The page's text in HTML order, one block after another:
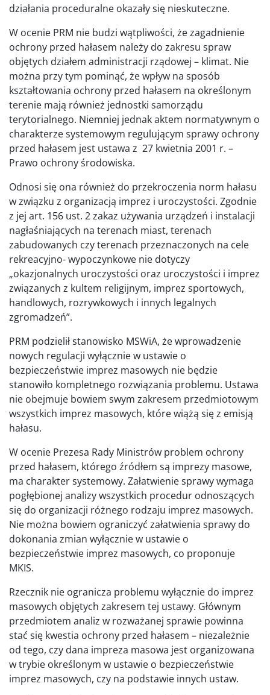
działania proceduralne okazały się nieskuteczne.
W ocenie PRM nie budzi wątpliwości, że zagadnienie
ochrony przed hałasem należy do zakresu spraw
objętych działem administracji rządowej – klimat. Nie
można przy tym pominąć, że wpływ na sposób
kształtowania ochrony przed hałasem na określonym
terenie mają również jednostki samorządu
terytorialnego. Niemniej jednak aktem normatywnym o
charakterze systemowym regulującym sprawy ochrony
przed hałasem jest ustawa z 27 kwietnia 2001 r. –
Prawo ochrony środowiska.
Odnosi się ona również do przekroczenia norm hałasu
w związku z organizacją imprez i uroczystości. Zgodnie
z jej art. 156 ust. 2 zakaz używania urządzeń i instalacji
nagłaśniających na terenach miast, terenach
zabudowanych czy terenach przeznaczonych na cele
rekreacyjno- wypoczynkowe nie dotyczy
„okazjonalnych uroczystości oraz uroczystości i imprez
związanych z kultem religijnym, imprez sportowych,
handlowych, rozrywkowych i innych legalnych
zgromadzeń”.
PRM podzielił stanowisko MSWiA, że wprowadzenie
nowych regulacji wyłącznie w ustawie o
bezpieczeństwie imprez masowych nie będzie
stanowiło kompletnego rozwiązania problemu. Ustawa
nie obejmuje bowiem swym zakresem przedmiotowym
wszystkich imprez masowych, które wiążą się z emisją
hałasu.
W ocenie Prezesa Rady Ministrów problem ochrony
przed hałasem, którego źródłem są imprezy masowe,
ma charakter systemowy. Załatwienie sprawy wymaga
pogłębionej analizy wszystkich procedur odnoszących
się do organizacji różnego rodzaju imprez masowych.
Nie można bowiem ograniczyć załatwienia sprawy do
dokonania zmian wyłącznie w ustawie o
bezpieczeństwie imprez masowych, co proponuje
MKIS.
Rzecznik nie ogranicza problemu wyłącznie do imprez
masowych objętych zakresem tej ustawy. Głównym
przedmiotem analiz w rozważanej sprawie powinna
stać się kwestia ochrony przed hałasem – niezależnie
od tego, czy dana impreza masowa jest organizowana
w trybie określonym w ustawie o bezpieczeństwie
imprez masowych, czy na podstawie innych ustaw.